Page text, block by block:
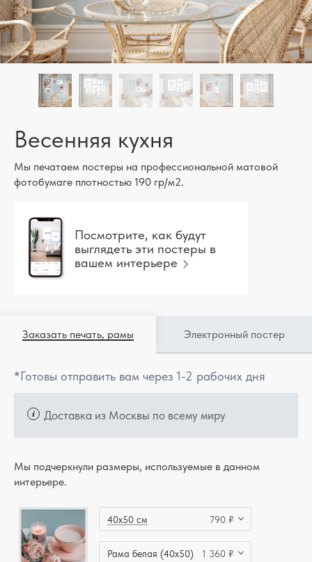
Весенняя кухня
Мы печатаем постеры на профессиональной матовой
фотобумаге плотностью 190 гр/м2.
Посмотрите, как будут
выглядеть эти постеры в
вашем интерьере
Заказать печать, рамы Электронный постер
*Готовы отправить вам через 1-2 рабочих дня
Доставка из Москвы по всему миру
Мы подчеркнули размеры, используемые в данном
интерьере.
40x50 см 790 ₽
Рама белая (40x50) 1 360 ₽